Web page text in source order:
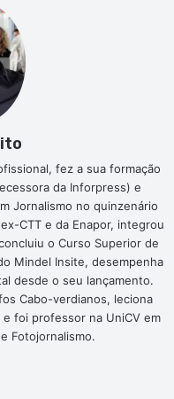
fez a sua formação
da Inforpress) e
Jornalismo no quinzenário
CTT e da Enapor, integrou
o Curso Superior de
Mindel Insite, desempenha
desde o seu lançamento.
Cabo-verdianos, leciona
foi professor na UniCV em
Fotojornalismo.